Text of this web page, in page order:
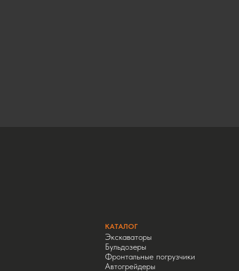
КАТАЛОГ
Экскаваторы
Бульдозеры
Фронтальные погрузчики
Автогрейдеры